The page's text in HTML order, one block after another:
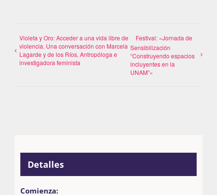
Violeta y Oro: Acceder a una vida libre de
violencia. Una conversación con Marcela
Lagarde y de los Ríos, Antropóloga e
investigadora feminista
Festival: «Jornada de
Sensibilización
“Construyendo espacios
incluyentes en la
UNAM”»
Detalles
Comienza: